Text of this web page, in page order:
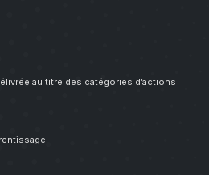
au titre des catégories d’actions